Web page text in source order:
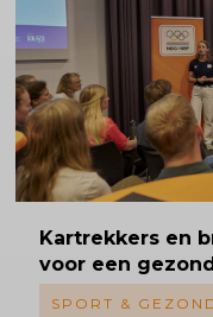
Kartrekkers en
voor een
SPORT &